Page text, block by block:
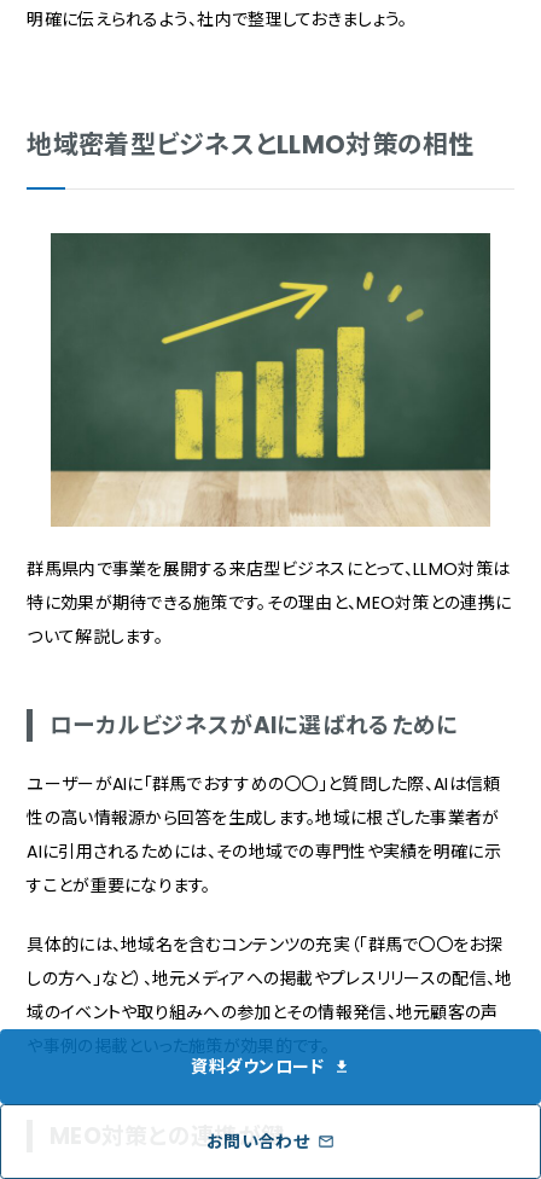
明確に伝えられるよう、社内で整理しておきましょう。
地域密着型ビジネスとLLMO対策の相性
群馬県内で事業を展開する来店型ビジネスにとって、LLMO対策は
特に効果が期待できる施策です。その理由と、MEO対策との連携に
ついて解説します。
ローカルビジネスがAIに選ばれるために
ユーザーがAIに「群馬でおすすめの〇〇」と質問した際、AIは信頼
性の高い情報源から回答を生成します。地域に根ざした事業者が
AIに引用されるためには、その地域での専門性や実績を明確に示
すことが重要になります。
具体的には、地域名を含むコンテンツの充実（「群馬で〇〇をお探
しの方へ」など）、地元メディアへの掲載やプレスリリースの配信、地
域のイベントや取り組みへの参加とその情報発信、地元顧客の声
や事例の掲載といった施策が効果的です。
MEO対策との連携が鍵
資料ダウンロード
お問い合わせ